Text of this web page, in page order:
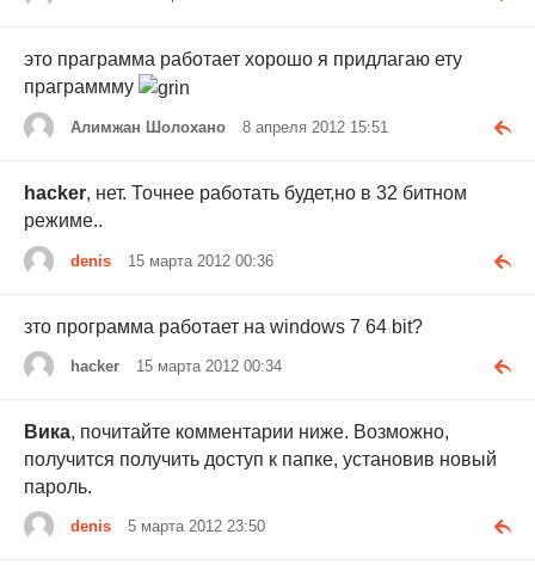
это праграмма работает хорошо я придлагаю ету
праграммму
Алимжан Шолохано 8 апреля 2012 15:51
hacker, нет. Точнее работать будет,но в 32 битном
режиме..
denis 15 марта 2012 00:36
зто программа работает на windows 7 64 bit?
hacker 15 марта 2012 00:34
Вика, почитайте комментарии ниже. Возможно,
получится получить доступ к папке, установив новый
пароль.
denis 5 марта 2012 23:50